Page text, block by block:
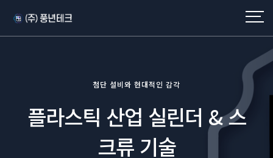
첨단 설비와 현대적인 감각
플라스틱 산업 실린더 & 스
크류 기술